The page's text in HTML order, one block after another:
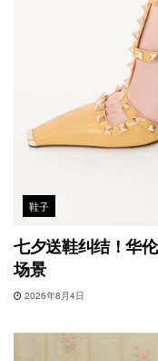
鞋子
七夕送鞋纠结！华
场景
2026年8月4日